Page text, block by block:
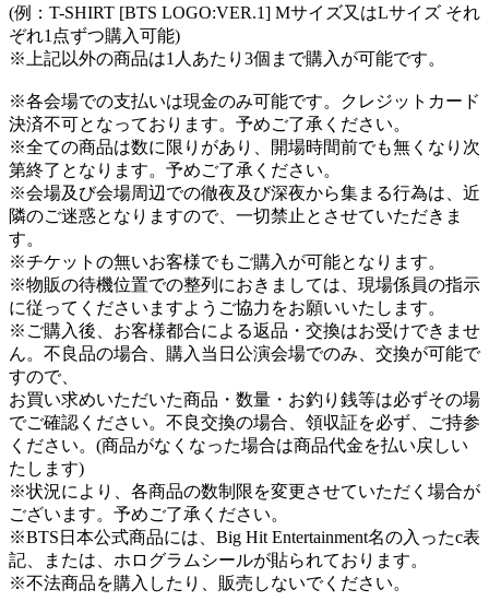
(例：T-SHIRT [BTS LOGO:VER.1] Mサイズ又はLサイズ それ
ぞれ1点ずつ購入可能)
※上記以外の商品は1人あたり3個まで購入が可能です。
※各会場での支払いは現金のみ可能です。クレジットカード
決済不可となっております。予めご了承ください。
※全ての商品は数に限りがあり、開場時間前でも無くなり次
第終了となります。予めご了承ください。
※会場及び会場周辺での徹夜及び深夜から集まる行為は、近
隣のご迷惑となりますので、一切禁止とさせていただきま
す。
※チケットの無いお客様でもご購入が可能となります。
※物販の待機位置での整列におきましては、現場係員の指示
に従ってくださいますようご協力をお願いいたします。
※ご購入後、お客様都合による返品・交換はお受けできませ
ん。不良品の場合、購入当日公演会場でのみ、交換が可能で
すので、
お買い求めいただいた商品・数量・お釣り銭等は必ずその場
でご確認ください。不良交換の場合、領収証を必ず、ご持参
ください。(商品がなくなった場合は商品代金を払い戻しい
たします)
※状況により、各商品の数制限を変更させていただく場合が
ございます。予めご了承ください。
※BTS日本公式商品には、Big Hit Entertainment名の入ったc表
記、または、ホログラムシールが貼られております。
※不法商品を購入したり、販売しないでください。